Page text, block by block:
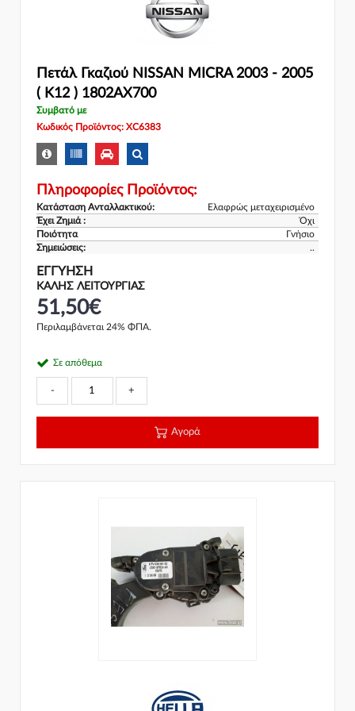
Πετάλ Γκαζιού NISSAN MICRA 2003 - 2005
( K12 ) 1802AX700
Συμβατό με
Κωδικός Προϊόντος: XC6383
Πληροφορίες Προϊόντος:
Κατάσταση Ανταλλακτικού:
Ελαφρώς μεταχειρισμένο
Έχει Ζημιά :
Όχι
Ποιότητα
Γνήσιο
Σημειώσεις:
..
ΕΓΓΎΗΣΗ
ΚΑΛΗΣ ΛΕΙΤΟΥΡΓΙΑΣ
51,50€
Περιλαμβάνεται 24% ΦΠΑ.
Σε απόθεμα
- +
Αγορά